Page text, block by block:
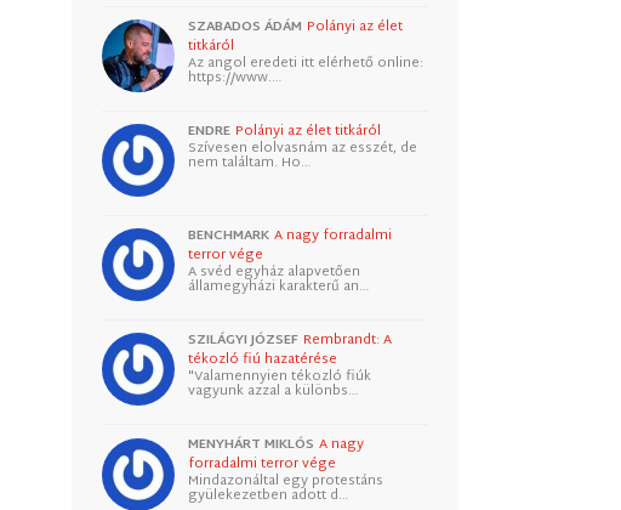
SZABADOS ÁDÁM Polányi az élet
titkáról
Az angol eredeti itt elérhető online:
https://www.…
ENDRE Polányi az élet titkáról
Szívesen elolvasnám az esszét, de
nem találtam. Ho…
BENCHMARK A nagy forradalmi
terror vége
A svéd egyház alapvetően
államegyházi karakterű an…
SZILÁGYI JÓZSEF Rembrandt: A
tékozló fiú hazatérése
"Valamennyien tékozló fiúk
vagyunk azzal a különbs…
MENYHÁRT MIKLÓS A nagy
forradalmi terror vége
Mindazonáltal egy protestáns
gyülekezetben adott d…